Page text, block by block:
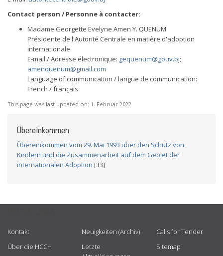
Contact person / Personne à contacter:
Madame Georgette Evelyne Amen Y. QUENUM
Présidente de l'Autorité Centrale en matière d'adoption
internationale
E-mail / Adresse électronique: gequenum@gouv.bj;
amenquenum@gmail.com
Language of communication / langue de communication:
French / français
This page was last updated on: 1. Februar 2022
Übereinkommen
Übereinkommen vom 29. Mai 1993 über den Schutz von
Kindern und die Zusammenarbeit auf dem Gebiet der
internationalen Adoption [33]
Kontakt
Über die HCCH
Neuigkeiten (Archiv)
Letzte
Calls for Tender
Sitemap